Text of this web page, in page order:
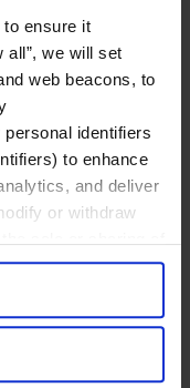
ensure it
all”, we will set
web beacons, to
identifiers
to enhance
and deliver
or withdraw
clicking “Do Not
in the footer of
device and each
retention terms
）